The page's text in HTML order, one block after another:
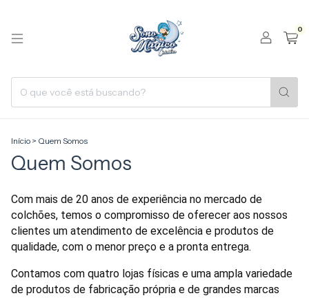
0
Início > Quem Somos
Quem Somos
Com mais de 20 anos de experiência no mercado de
colchões, temos o compromisso de oferecer aos nossos
clientes um atendimento de excelência e produtos de
qualidade, com o menor preço e a pronta entrega.
Contamos com quatro lojas físicas e uma ampla variedade
de produtos de fabricação própria e de grandes marcas